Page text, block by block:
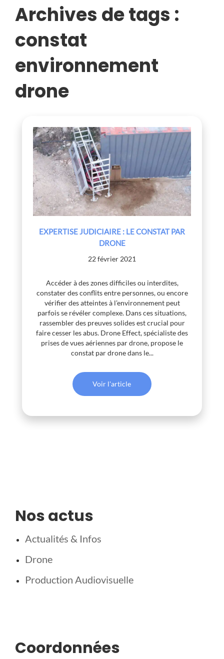
Archives de tags :
constat
environnement
drone
EXPERTISE JUDICIAIRE : LE CONSTAT PAR
DRONE
22 février 2021
Accéder à des zones difficiles ou interdites,
constater des conflits entre personnes, ou encore
vérifier des atteintes à l’environnement peut
parfois se révéler complexe. Dans ces situations,
rassembler des preuves solides est crucial pour
faire cesser les abus. Drone Effect, spécialiste des
prises de vues aériennes par drone, propose le
constat par drone dans le...
Voir l'article
Nos actus
Actualités & Infos
Drone
Production Audiovisuelle
Coordonnées